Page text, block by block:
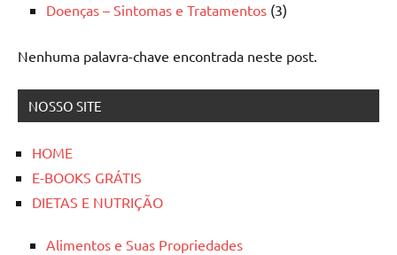
Doenças – Sintomas e Tratamentos (3)
Nenhuma palavra-chave encontrada neste post.
NOSSO SITE
HOME
E-BOOKS GRÁTIS
DIETAS E NUTRIÇÃO
Alimentos e Suas Propriedades